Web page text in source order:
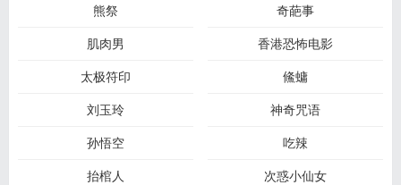
熊祭
奇葩事
肌肉男
香港恐怖电影
太极符印
鯈䗤
刘玉玲
神奇咒语
孙悟空
吃辣
抬棺人
次惑小仙女